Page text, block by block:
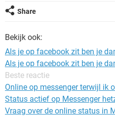
Share
Bekijk ook:
Als je op facebook zit ben je
Als je op facebook zit ben je
Beste reactie
Online op messenger terwijl ik
Status actief op Messenger
Vraag over de online status in